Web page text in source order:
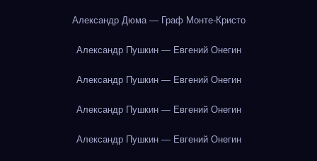
Александр Дюма — Граф Монте-Кристо
Александр Пушкин — Евгений Онегин
Александр Пушкин — Евгений Онегин
Александр Пушкин — Евгений Онегин
Александр Пушкин — Евгений Онегин